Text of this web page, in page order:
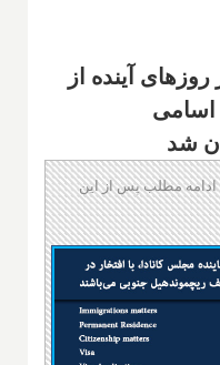
آینده از
اسامی
شد
ادامه مطلب پس از این